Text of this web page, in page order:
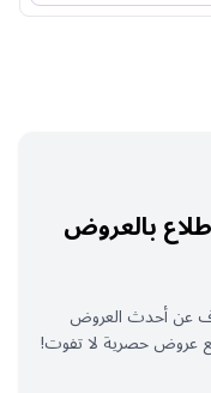
بالعروض
عن أحدث العروض
عروض حصرية لا تفوت!